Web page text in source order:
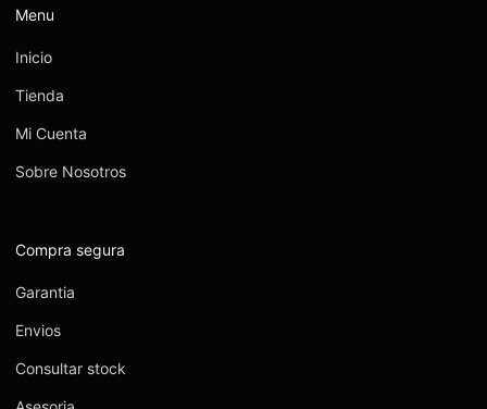
Menu
Inicio
Tienda
Mi Cuenta
Sobre Nosotros
Compra segura
Garantia
Envios
Consultar stock